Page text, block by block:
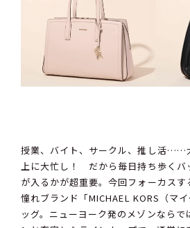
授業、バイト、サークル、推し活……
上に大忙し！ だから毎日持ち歩くバ
が入るかが超重要。今回フォーカス
憧れブランド「MICHAEL KORS（マ
ッグ。ニューヨーク発のメゾンならで